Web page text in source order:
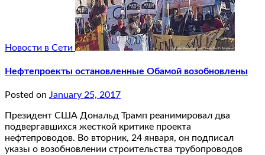
Новости в Сети
Нефтепроекты остановленные Обамой возобновлены
Posted on January 25, 2017
Президент США Дональд Трамп реанимировал два
подвергавшихся жесткой критике проекта
нефтепроводов. Во вторник, 24 января, он подписал
указы о возобновлении строительства трубопроводов